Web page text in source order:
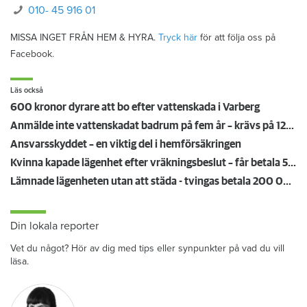
010- 45 916 01
MISSA INGET FRÅN HEM & HYRA.
Läs också
600 kronor dyrare att bo efter vattenskada i Varberg
Ansvarsskyddet – en viktig del i hemförsäkringen
Din lokala reporter
Vet du något? Hör av dig med tips eller synpunkter på vad du vill